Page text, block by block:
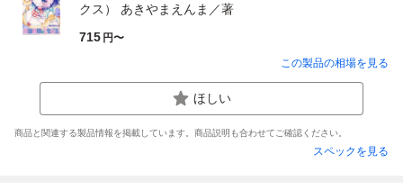
クス） あきやまえんま／著
715 円〜
この製品の相場を見る
ほしい
商品と関連する製品情報を掲載しています。商品説明も合わせてご確認ください。
スペックを見る